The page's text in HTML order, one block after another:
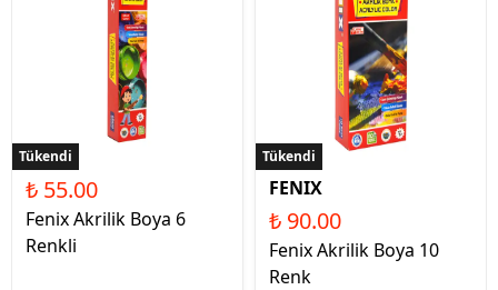
Tükendi
₺ 55.00
Fenix Akrilik Boya 6
Renkli
Tükendi
FENIX
₺ 90.00
Fenix Akrilik Boya 10
Renk